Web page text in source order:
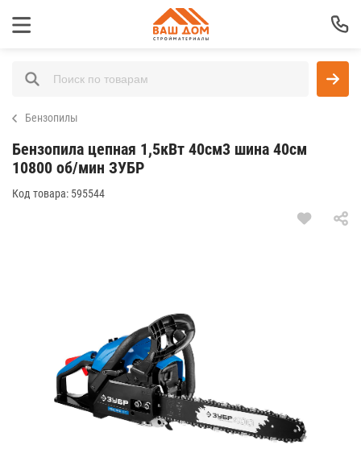
Бензопилы
Бензопила цепная 1,5кВт 40см3 шина 40см
10800 об/мин ЗУБР
Код товара: 595544